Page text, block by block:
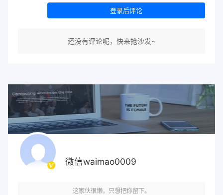
登录后评论
还没有评论呢，快来抢沙发~
微信waimao0009
这家伙很懒，只想把你留下。